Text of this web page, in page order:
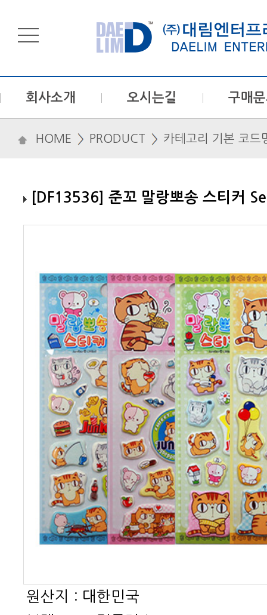
회사소개 오시는길 구매
HOME PRODUCT 카테고리 기본 코드
[DF13536] 준꼬 말랑뽀송 스티커
원산지 : 대한민국